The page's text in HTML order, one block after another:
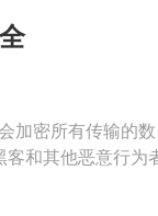
加密所有传输的数
客和其他恶意行为